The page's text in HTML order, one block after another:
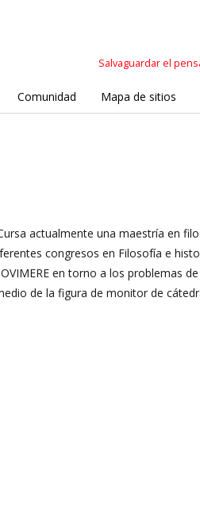
Salvaguardar el
Comunidad Mapa de sitios
actualmente una maestría en
congresos en Filosofía e
en torno a los problemas de
de la figura de monitor de